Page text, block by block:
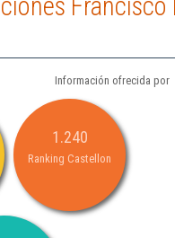
Francisco
Información ofrecida por
1.240
Ranking Castellon